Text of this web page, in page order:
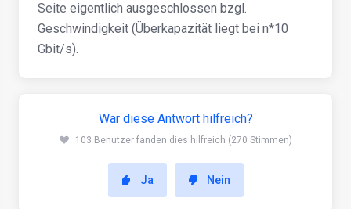
Seite eigentlich ausgeschlossen bzgl.
Geschwindigkeit (Überkapazität liegt bei n*10
Gbit/s).
War diese Antwort hilfreich?
103 Benutzer fanden dies hilfreich (270 Stimmen)
Ja Nein